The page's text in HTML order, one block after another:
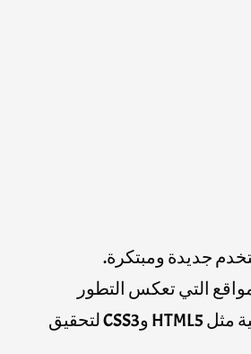
جديدة ومبتكرة.
التي تعكس التطور
الحديث في التقنية هي استخدام التصميم المستجيب لضمان قابلية الموقع للعرض على مختلف الأجهزة، وتكامل تقنيات الواجهة الأمامية مثل HTML5 وCSS3 لتحقيق